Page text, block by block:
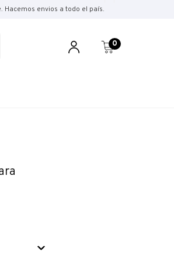
Hacemos envios a todo el país.
0